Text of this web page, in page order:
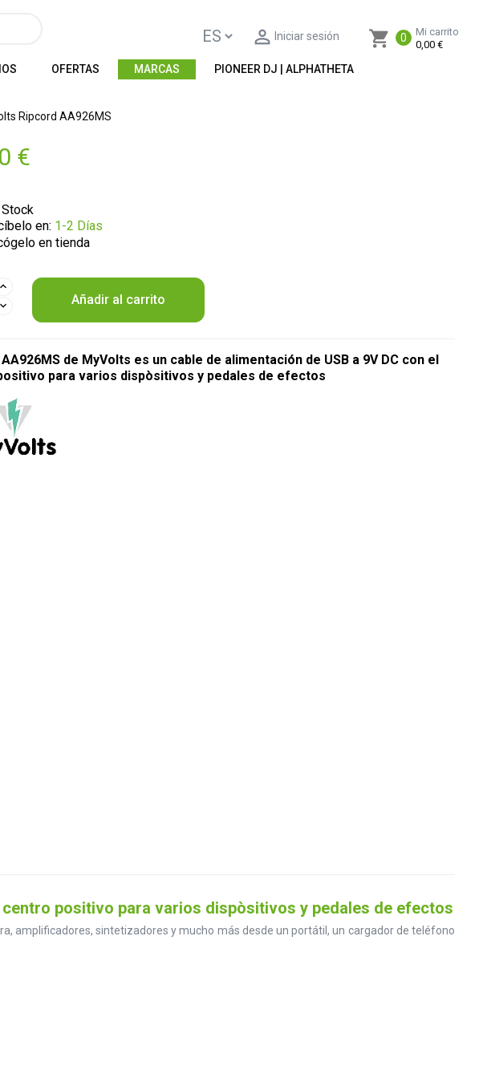
shopping_cart 0
Mi carrito
0,00 €
 Iniciar sesión
OFERTAS MARCAS PIONEER DJ | ALPHATHETA
Ripcord AA926MS
€
Stock
en: 1-2 Días
en tienda
Añadir al carrito
de MyVolts es un cable de alimentación de USB a 9V DC con el
para varios dispòsitivos y pedales de efectos
centro positivo para varios dispòsitivos y pedales de efectos
amplificadores, sintetizadores y mucho más desde un portátil, un cargador de teléfono